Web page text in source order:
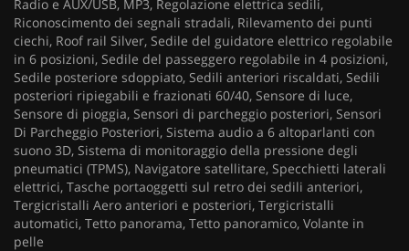
Radio e AUX/USB, MP3, Regolazione elettrica sedili,
Riconoscimento dei segnali stradali, Rilevamento dei punti
ciechi, Roof rail Silver, Sedile del guidatore elettrico regolabile
in 6 posizioni, Sedile del passeggero regolabile in 4 posizioni,
Sedile posteriore sdoppiato, Sedili anteriori riscaldati, Sedili
posteriori ripiegabili e frazionati 60/40, Sensore di luce,
Sensore di pioggia, Sensori di parcheggio posteriori, Sensori
Di Parcheggio Posteriori, Sistema audio a 6 altoparlanti con
suono 3D, Sistema di monitoraggio della pressione degli
pneumatici (TPMS), Navigatore satellitare, Specchietti laterali
elettrici, Tasche portaoggetti sul retro dei sedili anteriori,
Tergicristalli Aero anteriori e posteriori, Tergicristalli
automatici, Tetto panorama, Tetto panoramico, Volante in
pelle